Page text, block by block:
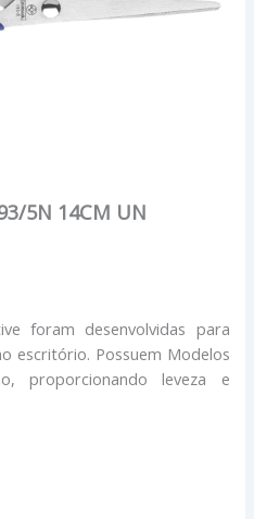
5N 14CM UN
foram desenvolvidas para
escritório. Possuem Modelos
proporcionando leveza e